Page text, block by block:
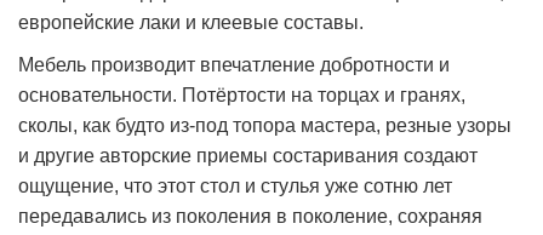
европейские лаки и клеевые составы.
Мебель производит впечатление добротности и
основательности. Потёртости на торцах и гранях,
сколы, как будто из-под топора мастера, резные узоры
и другие авторские приемы состаривания создают
ощущение, что этот стол и стулья уже сотню лет
передавались из поколения в поколение, сохраняя